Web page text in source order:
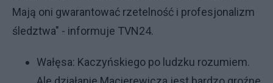
Mają oni gwarantować rzetelność i profesjonalizm
śledztwa" - informuje TVN24.
Wałęsa: Kaczyńskiego po ludzku rozumiem.